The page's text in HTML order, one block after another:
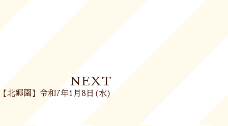
NEXT
【北郷園】令和7年1月8日(水)